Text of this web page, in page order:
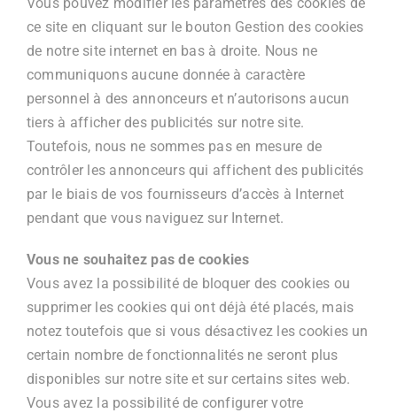
ce site en cliquant sur le bouton Gestion des cookies
de notre site internet en bas à droite. Nous ne
communiquons aucune donnée à caractère
personnel à des annonceurs et n’autorisons aucun
tiers à afficher des publicités sur notre site.
Toutefois, nous ne sommes pas en mesure de
contrôler les annonceurs qui affichent des publicités
par le biais de vos fournisseurs d’accès à Internet
pendant que vous naviguez sur Internet.
Vous ne souhaitez pas de cookies
Vous avez la possibilité de bloquer des cookies ou
supprimer les cookies qui ont déjà été placés, mais
notez toutefois que si vous désactivez les cookies un
certain nombre de fonctionnalités ne seront plus
disponibles sur notre site et sur certains sites web.
Vous avez la possibilité de configurer votre